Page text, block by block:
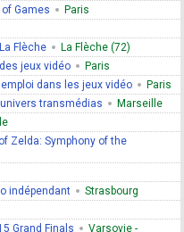
of Games Paris
Flèche La Flèche (72)
jeux vidéo Paris
dans les jeux vidéo Paris
transmédias Marseille
Zelda: Symphony of the
indépendant Strasbourg
Grand Finals Varsovie -